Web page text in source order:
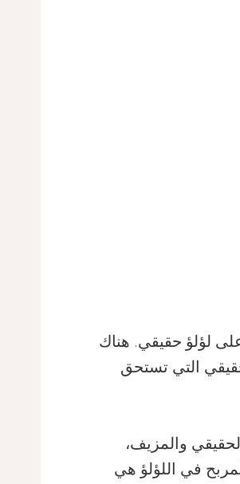
لؤلؤ حقيقي. هناك
التي تستحق
والمزيف،
في اللؤلؤ هي